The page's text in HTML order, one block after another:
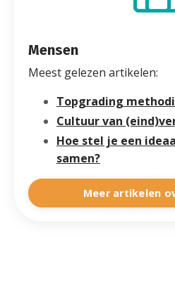
Mensen
Meest gelezen artikelen:
Topgrading
Cultuur van
Hoe stel je een
samen?
Meer artikelen